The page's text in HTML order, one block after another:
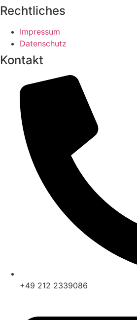
Rechtliches
Impressum
Datenschutz
Kontakt
+49 212 2339086